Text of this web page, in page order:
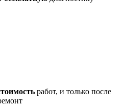
работ, и только после